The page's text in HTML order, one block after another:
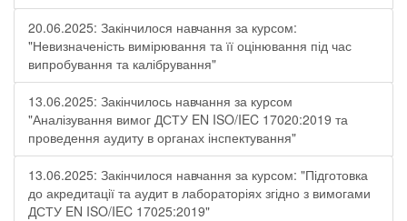
20.06.2025: Закінчилося навчання за курсом:
"Невизначеність вимірювання та її оцінювання під час
випробування та калібрування"
13.06.2025: Закінчилось навчання за курсом
"Аналізування вимог ДСТУ EN ISO/IEC 17020:2019 та
проведення аудиту в органах інспектування"
13.06.2025: Закінчилося навчання за курсом: "Підготовка
до акредитації та аудит в лабораторіях згідно з вимогами
ДСТУ EN ISO/IEC 17025:2019"